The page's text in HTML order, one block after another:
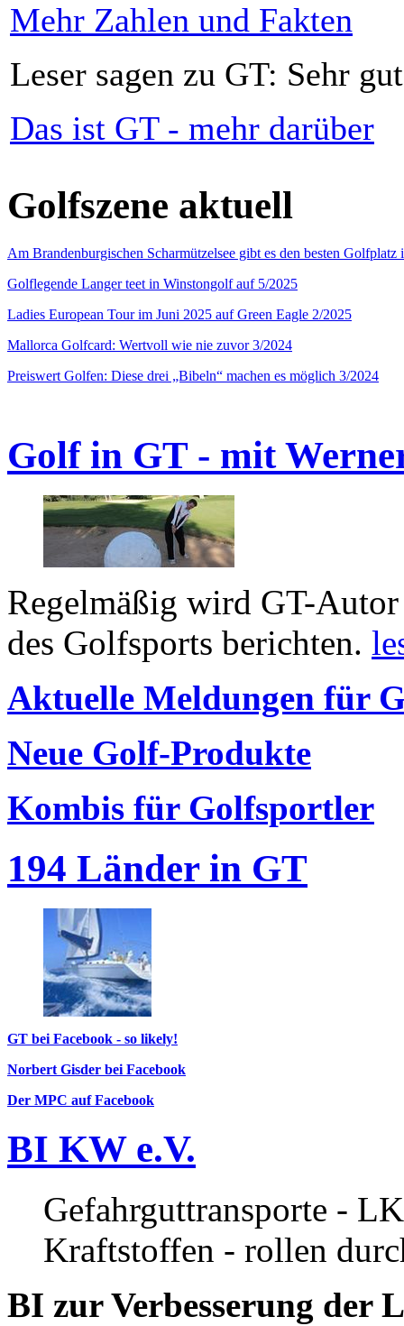
Mehr Zahlen und Fakten
Leser sagen zu GT: Sehr
Das ist GT - mehr darüber
Golfszene aktuell
Am Brandenburgischen Scharmützelsee gibt es den besten
Golflegende Langer teet in Winstongolf auf 5/2025
Ladies European Tour im Juni 2025 auf Green Eagle 2/2025
Mallorca Golfcard: Wertvoll wie nie zuvor 3/2024
Preiswert Golfen: Diese drei „Bibeln“ machen es möglich 3/2024
Golf in GT - mit
Regelmäßig wird GT-
des Golfsports berichten.
Aktuelle Meldungen für
Neue Golf-Produkte
Kombis für Golfsportler
194 Länder in GT
GT bei Facebook - so likely!
Norbert Gisder bei Facebook
Der MPC auf Facebook
BI KW e.V.
Gefahrguttransporte -
Kraftstoffen - rollen
BI zur Verbesserung der